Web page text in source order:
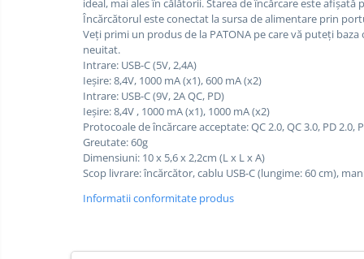
Telefoane mobile
Telefoane mobile
Telefoane mobile
ideal, mai ales în călătorii.Starea de încărcare este afișată
Încărcătorul este conectat la sursa de alimentare prin
Veți primi un produs de la PATONA pe care vă puteți
neuitat.
Intrare: USB-C (5V, 2,4A)
Ieșire: 8,4V, 1000 mA (x1), 600 mA (x2)
Intrare: USB-C (9V, 2A QC, PD)
Ieșire: 8,4V , 1000 mA (x1), 1000 mA (x2)
Protocoale de încărcare acceptate: QC 2.0, QC 3.0, PD 2.0,
Greutate: 60g
Dimensiuni: 10 x 5,6 x 2,2cm (L x L x A)
Scop livrare: încărcător, cablu USB-C (lungime: 60 cm),
Informatii conformitate produs